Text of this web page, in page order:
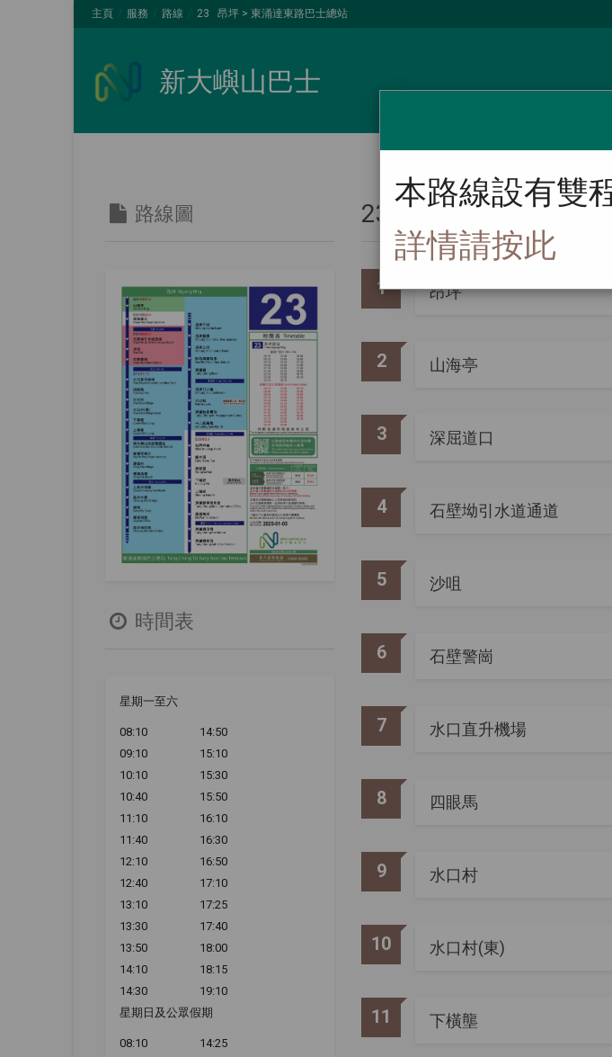
主頁 服務 路線 23 昂坪 > 東涌達東路巴士總站
新大嶼山巴士
路線圖
時間表
星期一至六
08:10
14:50
09:10
15:10
10:10
15:30
10:40
15:50
11:10
16:10
11:40
16:30
12:10
16:50
12:40
17:10
13:10
17:25
13:30
17:40
13:50
18:00
14:10
18:15
14:30
19:10
星期日及公眾假期
08:10
14:25
23 昂坪 > 東涌達東
1 昂坪
2 山海亭
3 深屈道口
4 石壁坳引水道通道
5 沙咀
6 石壁警崗
7 水口直升機場
8 四眼馬
9 水口村
10 水口村(東)
11 下橫壟
本路線設有雙
詳情請按此